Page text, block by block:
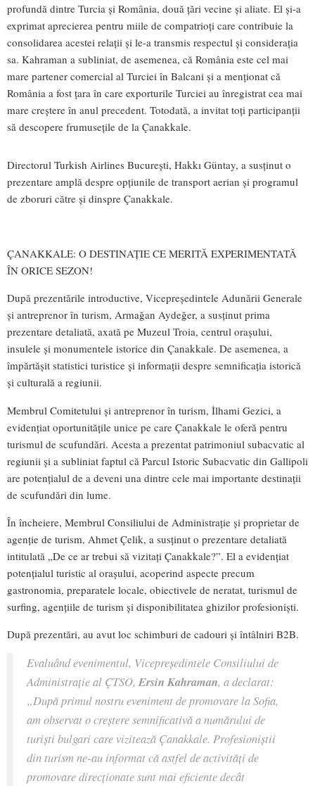
profundă dintre Turcia și România, două țări vecine și aliate. El și-a
exprimat aprecierea pentru miile de compatrioți care contribuie la
consolidarea acestei relații și le-a transmis respectul și considerația
sa. Kahraman a subliniat, de asemenea, că România este cel mai
mare partener comercial al Turciei în Balcani și a menționat că
România a fost țara în care exporturile Turciei au înregistrat cea mai
mare creștere în anul precedent. Totodată, a invitat toți participanții
să descopere frumusețile de la Çanakkale.
Directorul Turkish Airlines București, Hakkı Güntay, a susținut o
prezentare amplă despre opțiunile de transport aerian și programul
de zboruri către și dinspre Çanakkale.
ÇANAKKALE: O DESTINAȚIE CE MERITĂ EXPERIMENTATĂ
ÎN ORICE SEZON!
După prezentările introductive, Vicepreședintele Adunării Generale
și antreprenor în turism, Armağan Aydeğer, a susținut prima
prezentare detaliată, axată pe Muzeul Troia, centrul orașului,
insulele și monumentele istorice din Çanakkale. De asemenea, a
împărtășit statistici turistice și informații despre semnificația istorică
și culturală a regiunii.
Membrul Comitetului și antreprenor în turism, İlhami Gezici, a
evidențiat oportunitățile unice pe care Çanakkale le oferă pentru
turismul de scufundări. Acesta a prezentat patrimoniul subacvatic al
regiunii și a subliniat faptul că Parcul Istoric Subacvatic din Gallipoli
are potențialul de a deveni una dintre cele mai importante destinații
de scufundări din lume.
În încheiere, Membrul Consiliului de Administrație și proprietar de
agenție de turism, Ahmet Çelik, a susținut o prezentare detaliată
intitulată „De ce ar trebui să vizitați Çanakkale?”. El a evidențiat
potențialul turistic al orașului, acoperind aspecte precum
gastronomia, preparatele locale, obiectivele de neratat, turismul de
surfing, agențiile de turism și disponibilitatea ghizilor profesioniști.
După prezentări, au avut loc schimburi de cadouri și întâlniri B2B.
Evaluând evenimentul, Vicepreședintele Consiliului de
Administrație al ÇTSO, Ersin Kahraman, a declarat:
„După primul nostru eveniment de promovare la Sofia,
am observat o creștere semnificativă a numărului de
turiști bulgari care vizitează Çanakkale. Profesioniștii
din turism ne-au informat că astfel de activități de
promovare direcționate sunt mai eficiente decât